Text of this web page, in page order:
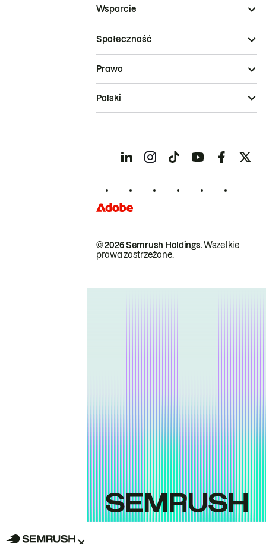
Wsparcie
Społeczność
© 2026 Semrush Holdings.Wszelkie
prawa zastrzeżone.
Prawo
Polski